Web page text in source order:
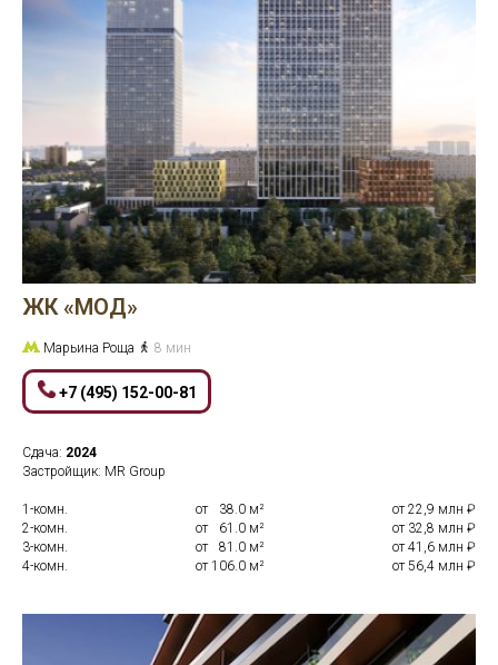
ЖК «МОД»
Марьина Роща 8 мин
+7 (495) 152-00-81
Сдача: 2024
Застройщик: MR Group
1-комн. от 38.0 м²
от 22,9 млн ₽
2-комн.
от 61.0 м²
от 32,8 млн ₽
3-комн.
от 81.0 м²
от 41,6 млн ₽
4-комн.
от 106.0 м² от 56,4 млн ₽